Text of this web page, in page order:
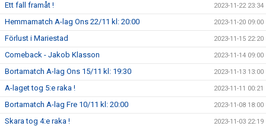
Ett fall framåt ! 2023-11-22 23:34
Hemmamatch A-lag Ons 22/11 kl: 20:00 2023-11-20 09:00
Förlust i Mariestad 2023-11-15 22:20
Comeback - Jakob Klasson 2023-11-14 09:00
Bortamatch A-lag Ons 15/11 kl: 19:30 2023-11-13 13:00
A-laget tog 5:e raka ! 2023-11-11 00:21
Bortamatch A-lag Fre 10/11 kl: 20:00 2023-11-08 18:00
Skara tog 4:e raka ! 2023-11-03 22:19